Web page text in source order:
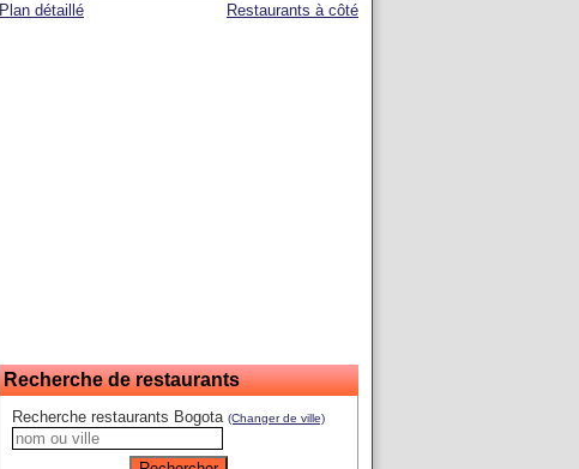
Restaurants à côté
Plan détaillé
Recherche de restaurants
Recherche restaurants Bogota (Changer de ville)